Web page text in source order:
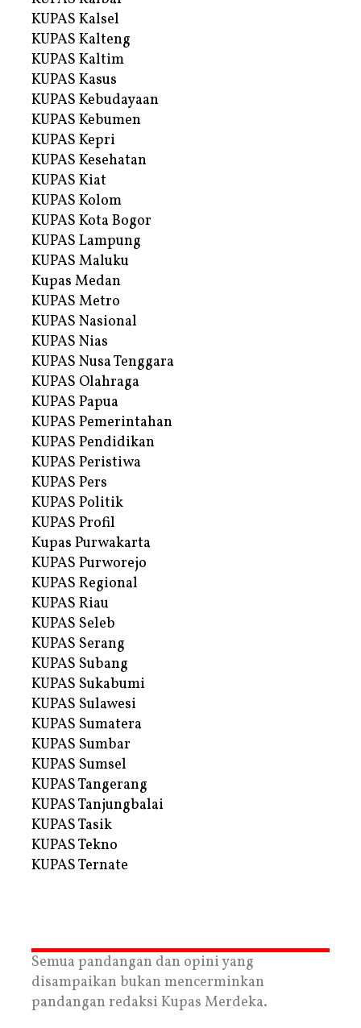
KUPAS Kalsel
KUPAS Kalteng
KUPAS Kaltim
KUPAS Kasus
KUPAS Kebudayaan
KUPAS Kebumen
KUPAS Kepri
KUPAS Kesehatan
KUPAS Kiat
KUPAS Kolom
KUPAS Kota Bogor
KUPAS Lampung
KUPAS Maluku
Kupas Medan
KUPAS Metro
KUPAS Nasional
KUPAS Nias
KUPAS Nusa Tenggara
KUPAS Olahraga
KUPAS Papua
KUPAS Pemerintahan
KUPAS Pendidikan
KUPAS Peristiwa
KUPAS Pers
KUPAS Politik
KUPAS Profil
Kupas Purwakarta
KUPAS Purworejo
KUPAS Regional
KUPAS Riau
KUPAS Seleb
KUPAS Serang
KUPAS Subang
KUPAS Sukabumi
KUPAS Sulawesi
KUPAS Sumatera
KUPAS Sumbar
KUPAS Sumsel
KUPAS Tangerang
KUPAS Tanjungbalai
KUPAS Tasik
KUPAS Tekno
KUPAS Ternate
Semua pandangan dan opini yang
disampaikan bukan mencerminkan
pandangan redaksi Kupas Merdeka.